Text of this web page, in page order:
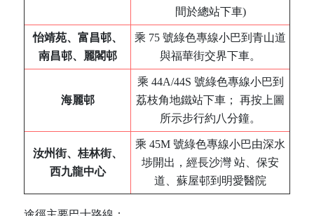
間於總站下車)
怡靖苑、富昌邨、
南昌邨、麗閣邨
乘 75 號綠色專線小巴到青山道
與福華街交界下車。
海麗邨
乘 44A/44S 號綠色專線小巴到
荔枝角地鐵站下車； 再按上圖
所示步行約八分鐘。
汝州街、桂林街、
西九龍中心
乘 45M 號綠色專線小巴由深水
埗開出，經長沙灣 站、保安
道、蘇屋邨到明愛醫院